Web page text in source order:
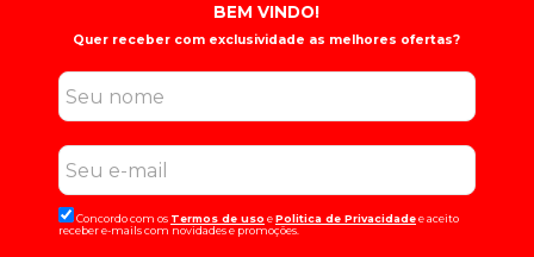
BEM VINDO!
Quer receber com exclusividade as melhores ofertas?
Concordo com os Termos de uso ePolitica de Privacidadee aceito
receber e-mails com novidades e promoções.